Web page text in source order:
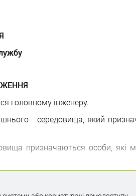
головному інженеру.
середовища, який
призначаються особи, які